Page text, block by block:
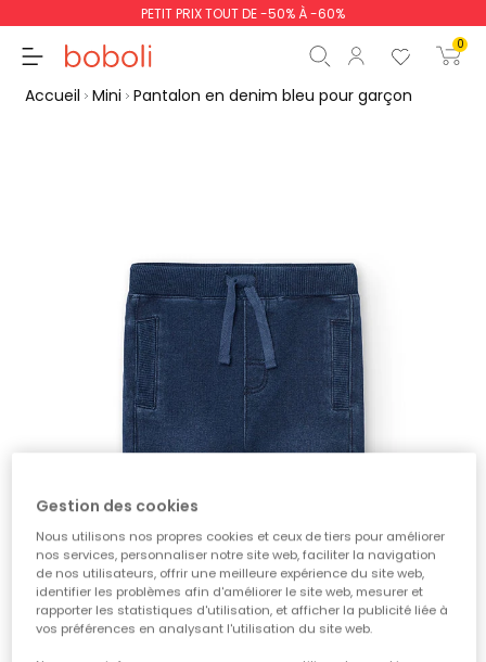
PETIT PRIX TOUT DE -50% À -60%
0
poursuit Commencer la
Accueil Mini Pantalon en denim bleu pour garçon
Gestion des cookies
Nous utilisons nos propres cookies et ceux de tiers pour améliorer
nos services, personnaliser notre site web, faciliter la navigation
de nos utilisateurs, offrir une meilleure expérience du site web,
identifier les problèmes afin d'améliorer le site web, mesurer et
rapporter les statistiques d'utilisation, et afficher la publicité liée à
vos préférences en analysant l'utilisation du site web.